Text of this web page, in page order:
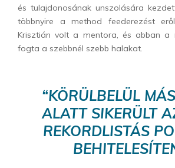
és tulajdonosának unszolására
többnyire a method feederezést
Krisztián volt a mentora, és abban a
fogta a szebbnél szebb halakat.
“KÖRÜLBELÜL
ALATT SIKERÜLT
REKORDLISTÁS